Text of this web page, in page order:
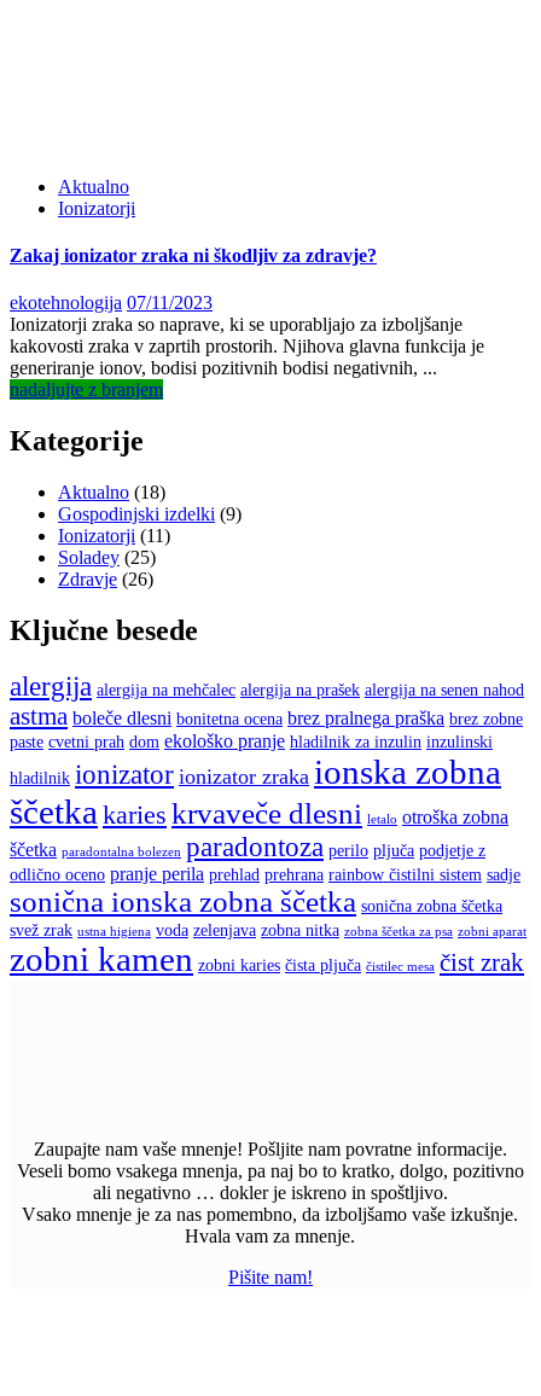
Aktualno
Ionizatorji
Zakaj ionizator zraka ni škodljiv za zdravje?
ekotehnologija Posted
on
07/11/2023
Ionizatorji zraka so naprave, ki se uporabljajo za izboljšanje
kakovosti zraka v zaprtih prostorih. Njihova glavna funkcija je
generiranje ionov, bodisi pozitivnih bodisi negativnih, ...
nadaljujte z branjem
Kategorije
Aktualno (18)
Gospodinjski izdelki (9)
Ionizatorji (11)
Soladey (25)
Zdravje (26)
Ključne besede
alergija alergija na mehčalec alergija na prašek alergija na senen nahod
astma boleče dlesni bonitetna ocena brez pralnega praška brez zobne
paste cvetni prah dom ekološko pranje hladilnik za inzulin inzulinski
hladilnik ionizator ionizator zraka ionska zobna
ščetka karies krvaveče dlesni letalo otroška zobna
ščetka paradontalna bolezen paradontoza perilo pljuča podjetje z
odlično oceno pranje perila prehlad prehrana rainbow čistilni sistem sadje
sonična ionska zobna ščetka sonična zobna ščetka
svež zrak ustna higiena voda zelenjava zobna nitka zobna ščetka za psa zobni aparat
zobni kamen zobni karies čista pljuča čistilec mesa čist zrak
Zaupajte nam vaše mnenje! Pošljite nam povratne informacije.
Veseli bomo vsakega mnenja, pa naj bo to kratko, dolgo, pozitivno
ali negativno … dokler je iskreno in spoštljivo.
Vsako mnenje je za nas pomembno, da izboljšamo vaše izkušnje.
Hvala vam za mnenje.
Pišite nam!